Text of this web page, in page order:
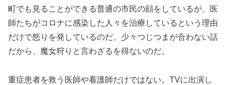
町でも見ることができる普通の市民の顔をしているが、医
師たちがコロナに感染した人々を治療しているという理由
だけで怒りを発しているのだ。少々つじつまが合わない話
だから、魔女狩りと言わざるを得ないのだ。
重症患者を救う医師や看護師だけではない。TVに出演し